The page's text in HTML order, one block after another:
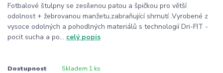
Fotbalové štulpny se zesílenou patou a špičkou pro větší
odolnost + žebrovanou manžetu,zabraňující shrnutí .Vyrobené z
vysoce odolných a pohodlných materiálů s technologií Dri-FIT -
pocit sucha a po... celý popis
Dostupnost Skladem 1 ks